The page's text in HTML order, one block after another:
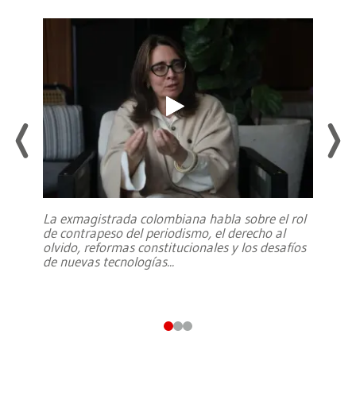
La exmagistrada colombiana habla sobre el rol
de contrapeso del periodismo, el derecho al
olvido, reformas constitucionales y los desafíos
de nuevas tecnologías...